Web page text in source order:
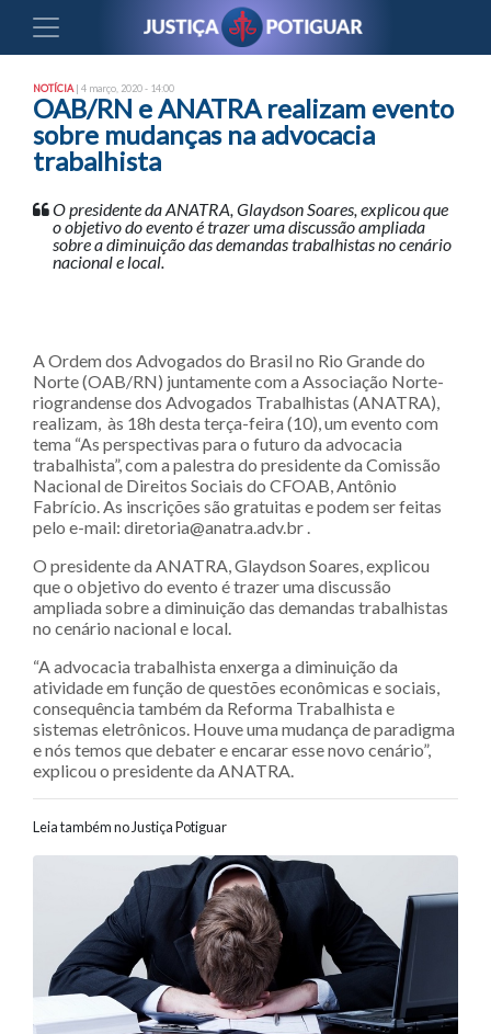
NOTÍCIA | 4 março, 2020 - 14:00
OAB/RN e ANATRA realizam evento
sobre mudanças na advocacia
trabalhista
O presidente da ANATRA, Glaydson Soares, explicou que
o objetivo do evento é trazer uma discussão ampliada
sobre a diminuição das demandas trabalhistas no cenário
nacional e local.
A Ordem dos Advogados do Brasil no Rio Grande do
Norte (OAB/RN) juntamente com a Associação Norte-
riograndense dos Advogados Trabalhistas (ANATRA),
realizam, às 18h desta terça-feira (10), um evento com
tema “As perspectivas para o futuro da advocacia
trabalhista”, com a palestra do presidente da Comissão
Nacional de Direitos Sociais do CFOAB, Antônio
Fabrício. As inscrições são gratuitas e podem ser feitas
pelo e-mail: diretoria@anatra.adv.br .
O presidente da ANATRA, Glaydson Soares, explicou
que o objetivo do evento é trazer uma discussão
ampliada sobre a diminuição das demandas trabalhistas
no cenário nacional e local.
“A advocacia trabalhista enxerga a diminuição da
atividade em função de questões econômicas e sociais,
consequência também da Reforma Trabalhista e
sistemas eletrônicos. Houve uma mudança de paradigma
e nós temos que debater e encarar esse novo cenário”,
explicou o presidente da ANATRA.
Leia também no Justiça Potiguar
Navegação entre posts